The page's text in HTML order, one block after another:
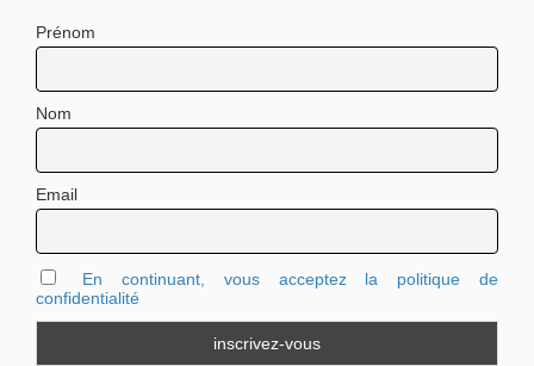
Prénom
Nom
Email
En continuant, vous acceptez la politique de
confidentialité